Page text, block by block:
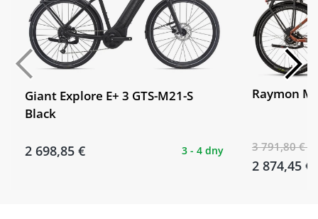
Přední náboj:
(F) Formula / (R) Bafang 350Wh hub
motor
Pláště: Schwalbe Big Ben, 27.5x2.0"
Zadní náboj:
(F) Formula / (R) Bafang 350Wh hub
Zadní plášť: Schwalbe Big Ben, 27.5x2.0"
Giant Explore E+ 3 GTS-M21-S
Black
2 698,85 € 3 - 4 dny
Raymon
3 791,80 €
2 874,45 €